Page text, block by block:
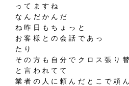
ってますね
なんだかんだ
ね昨日もちょっと
お客様との会話であっ
たり
その方も自分でクロス張り
と言われてて
業者の人に頼んだとこで頼